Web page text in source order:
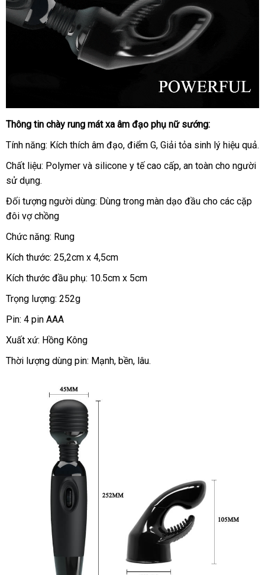
Thông tin chày rung mát xa âm đạo phụ nữ sướng:
Tính năng: Kích thích âm đạoăn
trộm
, điểm Gđại
, Giải tỏa sinh lý hiệu quả.
Chất liệu: Polymer Hàn
và silicone y tế cao cấplấy
, an toàn cho người
sử dụng.
Đối tượng người dùng: Dùng trong màn dạo đầu cho chiết
các cặp
đôi vợ chồng
Chức năng: Rung
Kích thước: 25,2cm x 4,5cm
Kích thước đầu phụ: 10.5cm x 5cm
Trọng lượng: 252g
Pin: 4 pin AAA
Xuất xứ: Hồng Kông
Thời lượng dùng pin: Mạnhcao
, bềngiá
, lâu.